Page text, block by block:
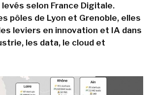
selon France Digitale.
pôles de Lyon et Grenoble, elles
leviers en innovation et IA dans
les data, le cloud et